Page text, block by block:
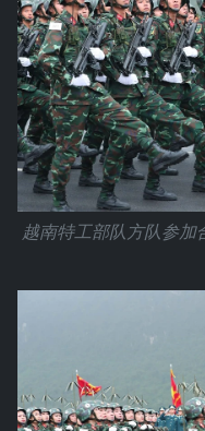
越南特工部队方队参加